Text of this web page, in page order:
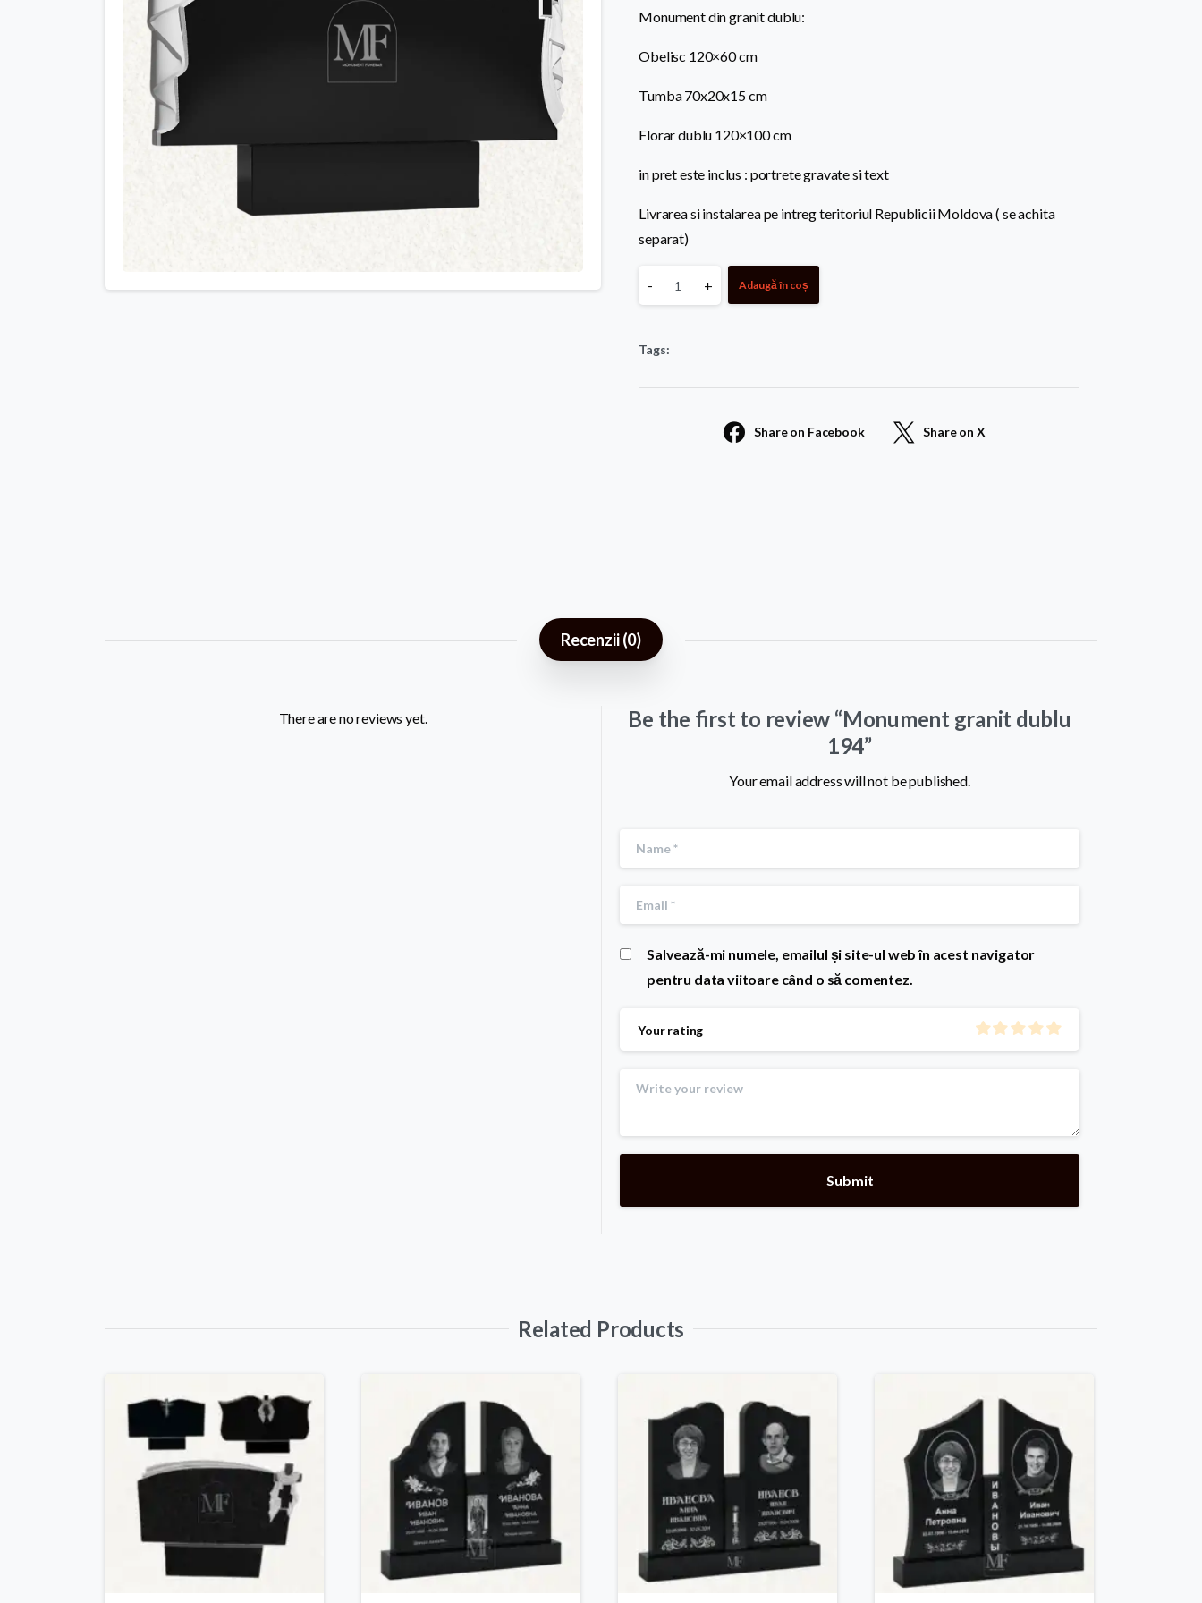
Monument din granit dublu:
Obelisc 120×60 cm
Tumba 70x20x15 cm
Florar dublu 120×100 cm
in pret este inclus : portrete gravate si text
Livrarea si instalarea pe intreg teritoriul Republicii Moldova ( se achita
separat)
Monument
dublu
- + Adaugă în coș
Tags:
Share on Facebook Share on X
Recenzii (0)
There are no reviews yet.
Be the first to review “Monument granit dublu
194”
Your email address will not be published.
Salvează-mi numele, emailul și site-ul web în acest navigator
pentru data viitoare când o să comentez.
Your rating
Related Products